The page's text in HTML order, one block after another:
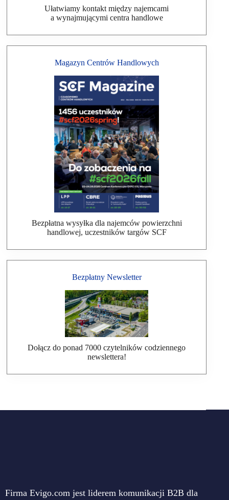
Ułatwiamy kontakt między najemcami
a wynajmującymi centra handlowe
Magazyn Centrów Handlowych
Bezpłatna wysyłka dla najemców powierzchni
handlowej, uczestników targów SCF
Bezpłatny Newsletter
Dołącz do ponad 7000 czytelników codziennego
newslettera!
Firma Evigo.com jest liderem komunikacji B2B dla